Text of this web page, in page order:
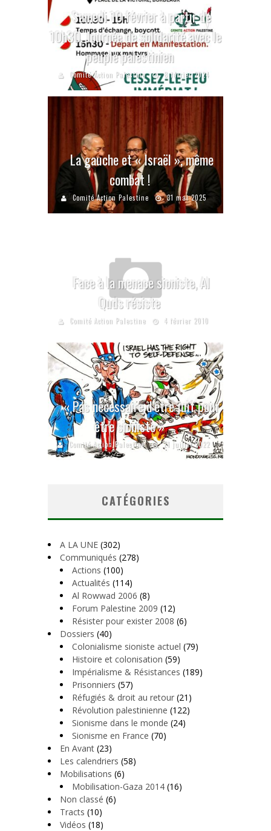
Samedi 10 février à partir de
10h30, Journée de solidarité avec le
peuple palestinien
Comité Action Palestine 8 février 2024
La gauche et « Israël », même
combat !
Comité Action Palestine 31 mai 2025
Face à la menace sioniste, Al
Quds résiste
Comité Action Palestine 4 février 2010
« Pas nécessaire d’être juif pour
être sioniste »
Comité Action Palestine 21 juillet 2022
CATÉGORIES
A LA UNE (302)
Communiqués (278)
Actions (100)
Actualités (114)
Al Rowwad 2006 (8)
Forum Palestine 2009 (12)
Résister pour exister 2008 (6)
Dossiers (40)
Colonialisme sioniste actuel (79)
Histoire et colonisation (59)
Impérialisme & Résistances (189)
Prisonniers (57)
Réfugiés & droit au retour (21)
Révolution palestinienne (122)
Sionisme dans le monde (24)
Sionisme en France (70)
En Avant (23)
Les calendriers (58)
Mobilisations (6)
Mobilisation-Gaza 2014 (16)
Non classé (6)
Tracts (10)
Vidéos (18)